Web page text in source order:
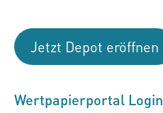
Jetzt Depot eröffnen
Wertpapierportal Login